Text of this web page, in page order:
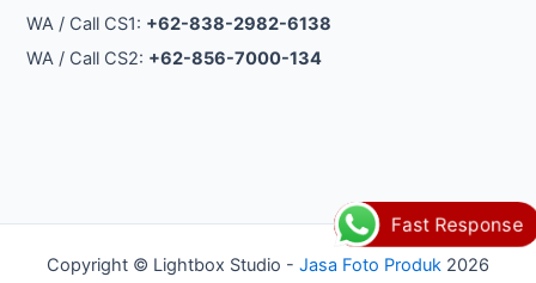
WA / Call CS1: +62-838-2982-6138
WA / Call CS2: +62-856-7000-134
Copyright © Lightbox Studio - Jasa Foto Produk 2026
Fast Response